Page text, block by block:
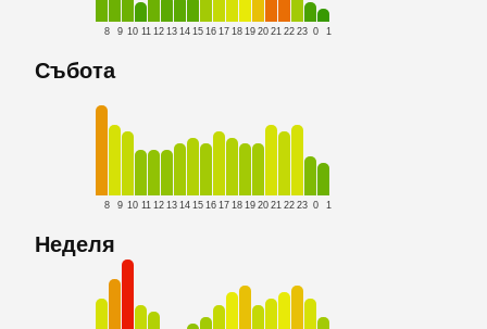
8 9 10 11 12 13 14 15 16 17 18 19 20 21 22 23 0 1
Събота
8 9 10 11 12 13 14 15 16 17 18 19 20 21 22 23 0 1
Неделя